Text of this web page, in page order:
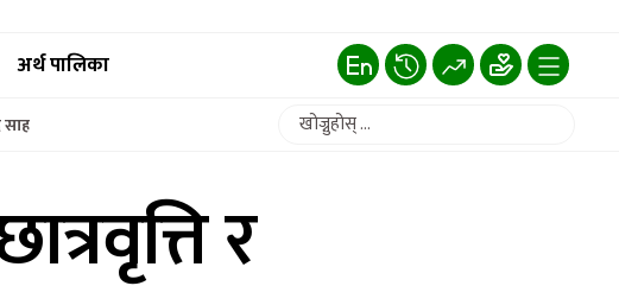
अर्थ पालिका
साह
र